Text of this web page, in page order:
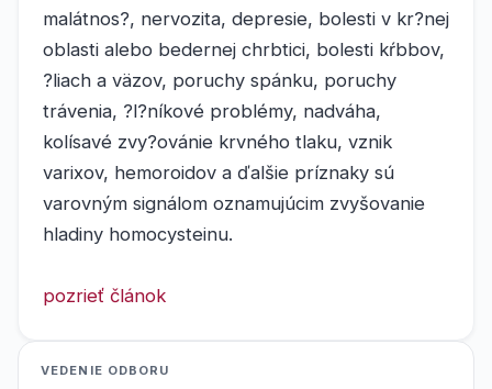
malátnos?, nervozita, depresie, bolesti v kr?nej
oblasti alebo bedernej chrbtici, bolesti kŕbbov,
?liach a väzov, poruchy spánku, poruchy
trávenia, ?l?níkové problémy, nadváha,
kolísavé zvy?ovánie krvného tlaku, vznik
varixov, hemoroidov a ďalšie príznaky sú
varovným signálom oznamujúcim zvyšovanie
hladiny homocysteinu.
pozrieť článok
VEDENIE ODBORU